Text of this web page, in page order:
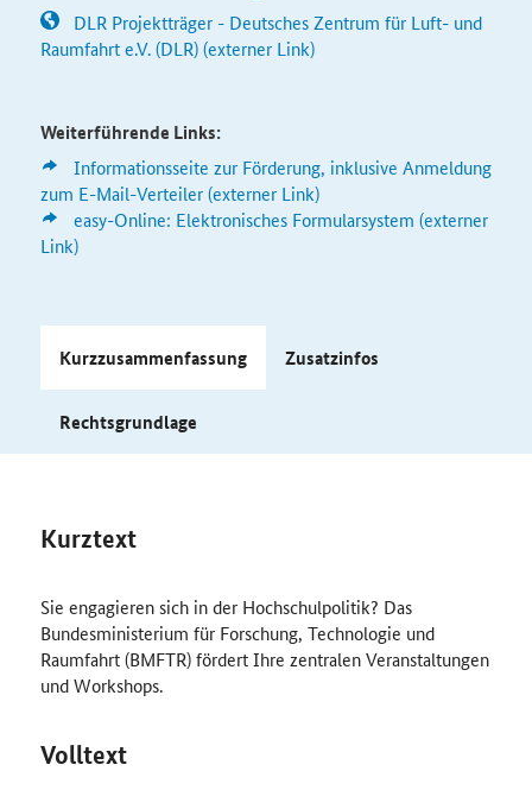
DLR Projektträger - Deutsches Zentrum für Luft- und
Raumfahrt e.V. (DLR) (externer Link)
Weiterführende Links:
Informationsseite zur Förderung, inklusive Anmeldung
zum E-Mail-Verteiler (externer Link)
easy-Online: Elektronisches Formularsystem (externer
Link)
Kurzzusammenfassung Zusatzinfos
Rechtsgrundlage
Kurztext
Sie engagieren sich in der Hochschulpolitik? Das
Bundesministerium für Forschung, Technologie und
Raumfahrt (BMFTR) fördert Ihre zentralen Veranstaltungen
und Workshops.
Volltext